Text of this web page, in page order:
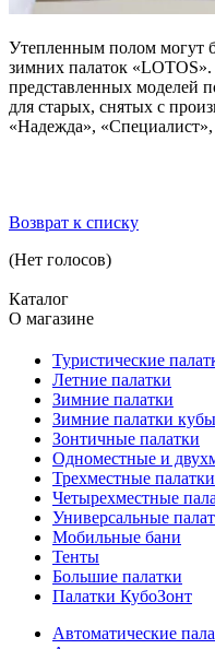
Утепленным полом могут
зимних палаток
представленных моделей
для старых, снятых с
«Надежда»,
Возврат к списку
(Нет голосов)
Каталог
О магазине
Туристические
Летние палатки
Зимние палатки
Зимние палатки кубы
Зонтичные палатки
Одноместные и
Трехместные палатки
Четырехместные
Универсальные
Мобильные бани
Тенты
Большие палатки
Палатки КубоЗонт
Автоматические